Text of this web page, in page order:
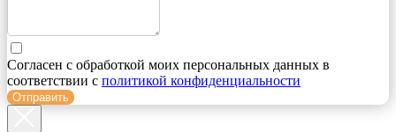
Согласен с обработкой моих персональных данных в
соответствии с политикой конфиденциальности
Отправить